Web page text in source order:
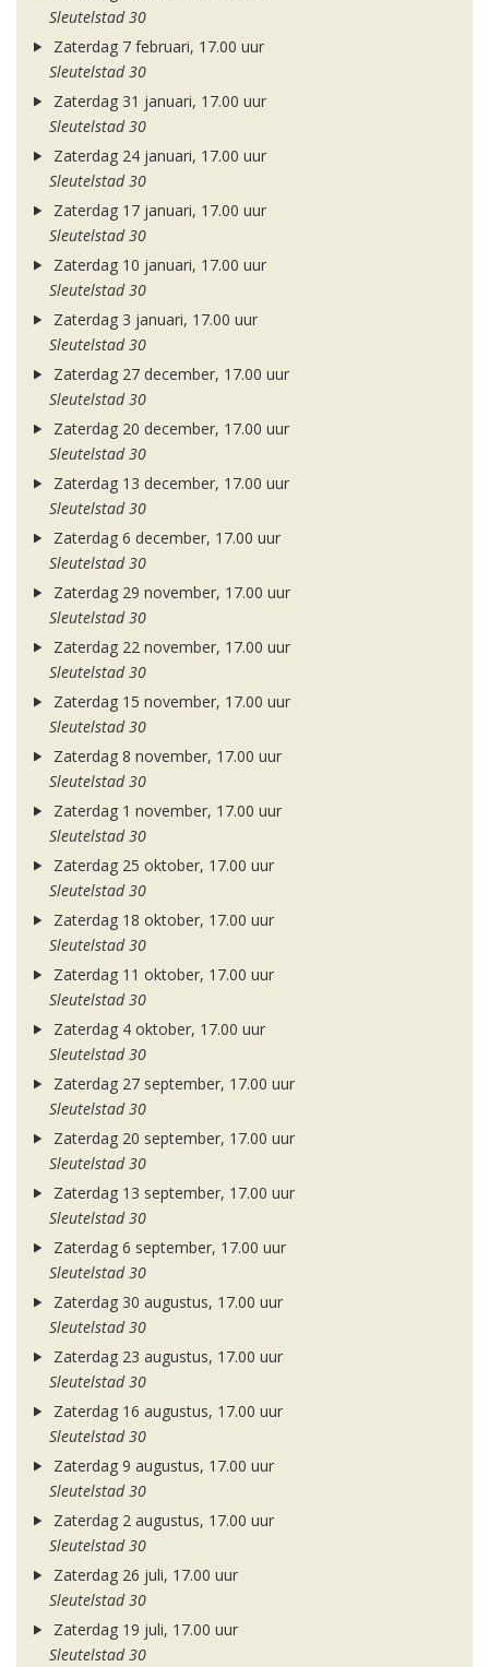
Sleutelstad 30
Zaterdag 7 februari, 17.00 uur
Sleutelstad 30
Zaterdag 31 januari, 17.00 uur
Sleutelstad 30
Zaterdag 24 januari, 17.00 uur
Sleutelstad 30
Zaterdag 17 januari, 17.00 uur
Sleutelstad 30
Zaterdag 10 januari, 17.00 uur
Sleutelstad 30
Zaterdag 3 januari, 17.00 uur
Sleutelstad 30
Zaterdag 27 december, 17.00 uur
Sleutelstad 30
Zaterdag 20 december, 17.00 uur
Sleutelstad 30
Zaterdag 13 december, 17.00 uur
Sleutelstad 30
Zaterdag 6 december, 17.00 uur
Sleutelstad 30
Zaterdag 29 november, 17.00 uur
Sleutelstad 30
Zaterdag 22 november, 17.00 uur
Sleutelstad 30
Zaterdag 15 november, 17.00 uur
Sleutelstad 30
Zaterdag 8 november, 17.00 uur
Sleutelstad 30
Zaterdag 1 november, 17.00 uur
Sleutelstad 30
Zaterdag 25 oktober, 17.00 uur
Sleutelstad 30
Zaterdag 18 oktober, 17.00 uur
Sleutelstad 30
Zaterdag 11 oktober, 17.00 uur
Sleutelstad 30
Zaterdag 4 oktober, 17.00 uur
Sleutelstad 30
Zaterdag 27 september, 17.00 uur
Sleutelstad 30
Zaterdag 20 september, 17.00 uur
Sleutelstad 30
Zaterdag 13 september, 17.00 uur
Sleutelstad 30
Zaterdag 6 september, 17.00 uur
Sleutelstad 30
Zaterdag 30 augustus, 17.00 uur
Sleutelstad 30
Zaterdag 23 augustus, 17.00 uur
Sleutelstad 30
Zaterdag 16 augustus, 17.00 uur
Sleutelstad 30
Zaterdag 9 augustus, 17.00 uur
Sleutelstad 30
Zaterdag 2 augustus, 17.00 uur
Sleutelstad 30
Zaterdag 26 juli, 17.00 uur
Sleutelstad 30
Zaterdag 19 juli, 17.00 uur
Sleutelstad 30